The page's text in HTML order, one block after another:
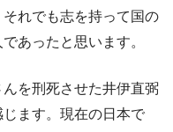
れでも志を持って国の
あったと思います。
を刑死させた井伊直弼
ます。現在の日本で